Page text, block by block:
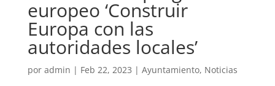
europeo ‘Construir
Europa con las
autoridades locales’
por admin | Feb 22, 2023 | Ayuntamiento, Noticias